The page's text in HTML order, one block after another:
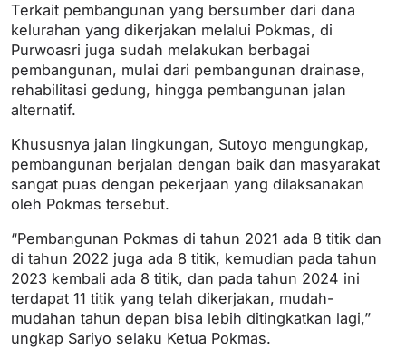
Terkait pembangunan yang bersumber dari dana
kelurahan yang dikerjakan melalui Pokmas, di
Purwoasri juga sudah melakukan berbagai
pembangunan, mulai dari pembangunan drainase,
rehabilitasi gedung, hingga pembangunan jalan
alternatif.
Khususnya jalan lingkungan, Sutoyo mengungkap,
pembangunan berjalan dengan baik dan masyarakat
sangat puas dengan pekerjaan yang dilaksanakan
oleh Pokmas tersebut.
“Pembangunan Pokmas di tahun 2021 ada 8 titik dan
di tahun 2022 juga ada 8 titik, kemudian pada tahun
2023 kembali ada 8 titik, dan pada tahun 2024 ini
terdapat 11 titik yang telah dikerjakan, mudah-
mudahan tahun depan bisa lebih ditingkatkan lagi,”
ungkap Sariyo selaku Ketua Pokmas.